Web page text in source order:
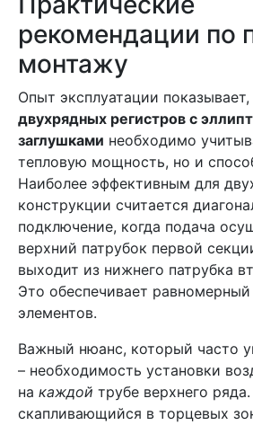
рекомендации по
монтажу
Опыт эксплуатации
двухрядных регистров с
заглушками необходимо
тепловую мощность, но и
Наиболее эффективным для
конструкции считается
подключение, когда подача
верхний патрубок первой
выходит из нижнего патрубка
Это обеспечивает равномерный
элементов.
Важный нюанс, который часто
– необходимость установки
на каждой трубе верхнего
скапливающийся в торцевых